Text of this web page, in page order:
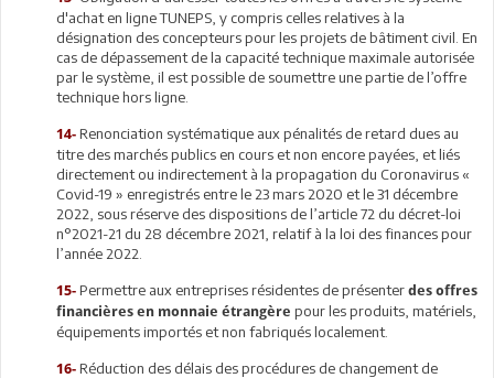
d'achat en ligne TUNEPS, y compris celles relatives à la
désignation des concepteurs pour les projets de bâtiment civil. En
cas de dépassement de la capacité technique maximale autorisée
par le système, il est possible de soumettre une partie de l’offre
technique hors ligne.
14- Renonciation systématique aux pénalités de retard dues au
titre des marchés publics en cours et non encore payées, et liés
directement ou indirectement à la propagation du Coronavirus «
Covid-19 » enregistrés entre le 23 mars 2020 et le 31 décembre
2022, sous réserve des dispositions de l’article 72 du décret-loi
n°2021-21 du 28 décembre 2021, relatif à la loi des finances pour
l’année 2022.
15- Permettre aux entreprises résidentes de présenter des offres
financières en monnaie étrangère pour les produits, matériels,
équipements importés et non fabriqués localement.
16- Réduction des délais des procédures de changement de